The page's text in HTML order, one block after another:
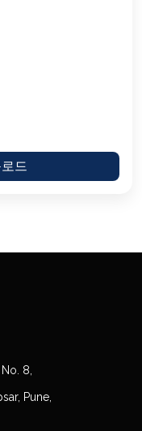
드
8,
Pune,